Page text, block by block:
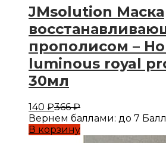
JMsolution Маска
прополисом –
luminous royal
30мл
140 ₽366₽
Вернем баллами: до 7
В корзину